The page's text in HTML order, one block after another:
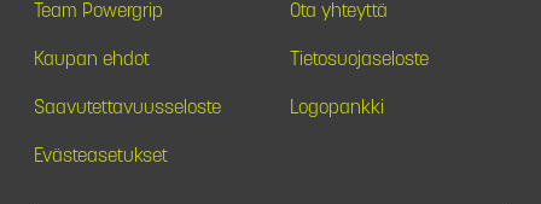
Team Powergrip Ota yhteyttä
Kaupan ehdot Tietosuojaseloste
Saavutettavuusseloste Logopankki
Evästeasetukset